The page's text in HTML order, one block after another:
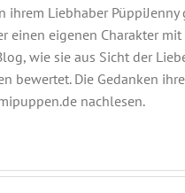
ihrem Liebhaber
einen eigenen Charakter
wie sie aus Sicht der
bewertet. Die Gedanken
nachlesen.